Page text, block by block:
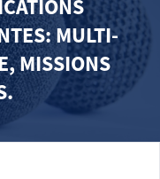
MULTI-
MISSIONS